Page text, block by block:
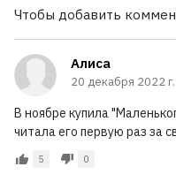
Чтобы добавить
Алиса
20 декабря 2022 г.
В ноябре купила
читала его первую раз за
5 0